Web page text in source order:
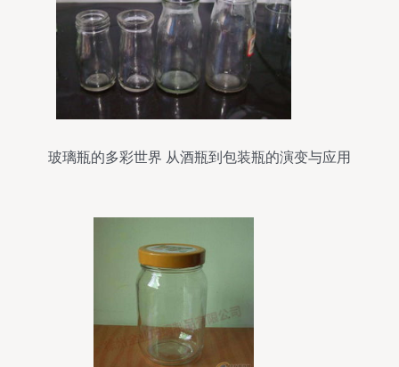
玻璃瓶的多彩世界 从酒瓶到包装瓶的演变与应用